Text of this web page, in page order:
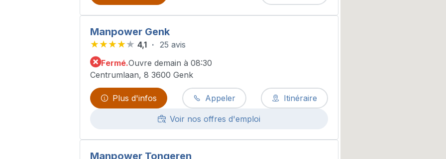
Manpower Genk
4,1
25 avis
Fermé.Ouvre demain à 08:30
Centrumlaan, 8 3600 Genk
Plus d'infos Appeler Itinéraire
Voir nos offres d'emploi
Manpower Tongeren